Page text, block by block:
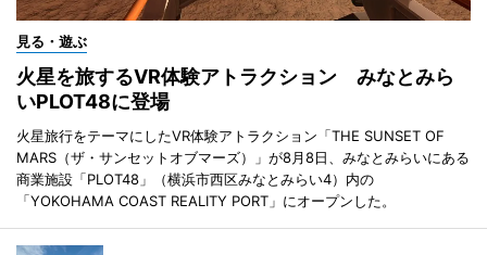
見る・遊ぶ
火星を旅するVR体験アトラクション みなとみら
いPLOT48に登場
火星旅行をテーマにしたVR体験アトラクション「THE SUNSET OF
MARS（ザ・サンセットオブマーズ）」が8月8日、みなとみらいにある
商業施設「PLOT48」（横浜市西区みなとみらい4）内の
「YOKOHAMA COAST REALITY PORT」にオープンした。